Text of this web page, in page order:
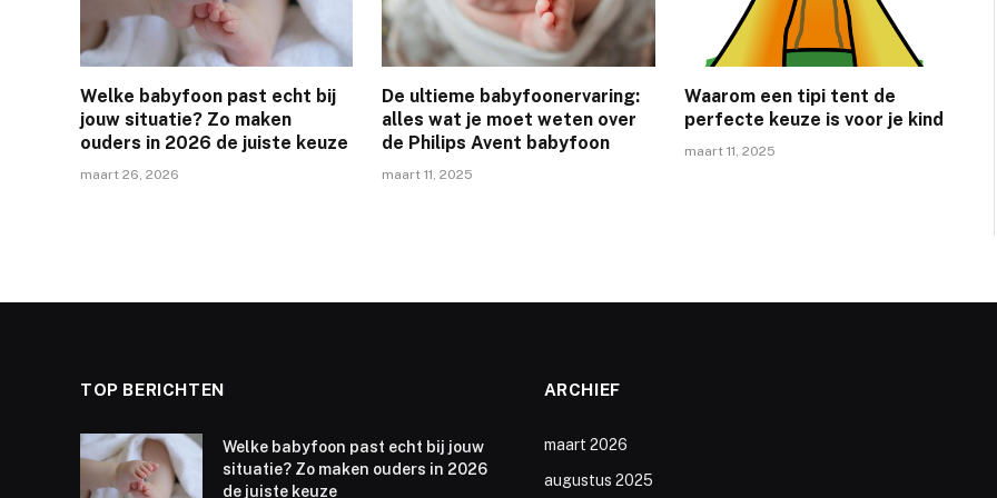
Welke babyfoon past echt bij
jouw situatie? Zo maken
ouders in 2026 de juiste keuze
maart 26, 2026
De ultieme babyfoonervaring:
alles wat je moet weten over
de Philips Avent babyfoon
maart 11, 2025
Waarom een tipi tent de
perfecte keuze is voor je kind
maart 11, 2025
TOP BERICHTEN
Welke babyfoon past echt bij jouw
situatie? Zo maken ouders in 2026
de juiste keuze
ARCHIEF
maart 2026
augustus 2025